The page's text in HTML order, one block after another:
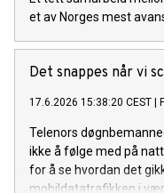
et av Norges mest
Det snappes når vi
17.6.2026 15:38:20 CEST
Telenors
ikke å følge med på
for å se hvordan det
mobildatatrafikken i